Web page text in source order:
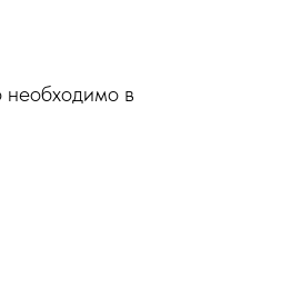
необходимо в